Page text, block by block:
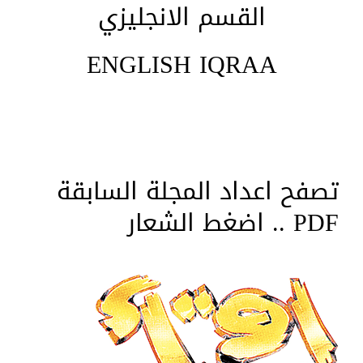
القسم الانجليزي
ENGLISH IQRAA
تصفح اعداد المجلة السابقة
PDF .. اضغط الشعار